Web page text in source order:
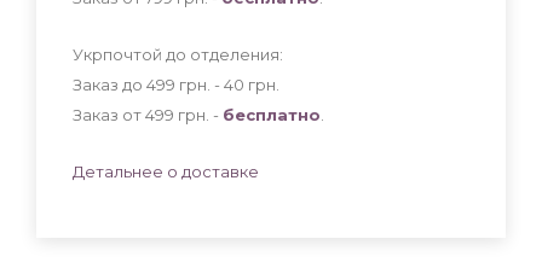
Укрпочтой до отделения:
Заказ до 499 грн. - 40 грн
Заказ от 499 грн. - бесплатно
Детальнее о доставке